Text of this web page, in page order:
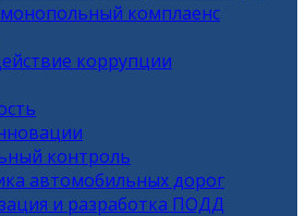
комплаенс
коррупции
контроль
автомобильных дорог
и разработка ПОДД